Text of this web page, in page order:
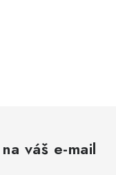
váš e-mail